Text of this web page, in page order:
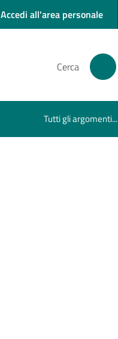
Accedi all'area personale
Cerca
Tutti gli argomenti...